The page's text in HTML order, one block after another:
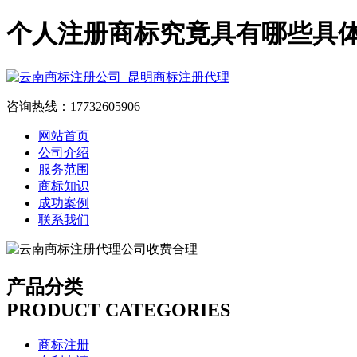
个人注册商标究竟具有哪些具
咨询热线：17732605906
网站首页
公司介绍
服务范围
商标知识
成功案例
联系我们
产品分类
PRODUCT CATEGORIES
商标注册